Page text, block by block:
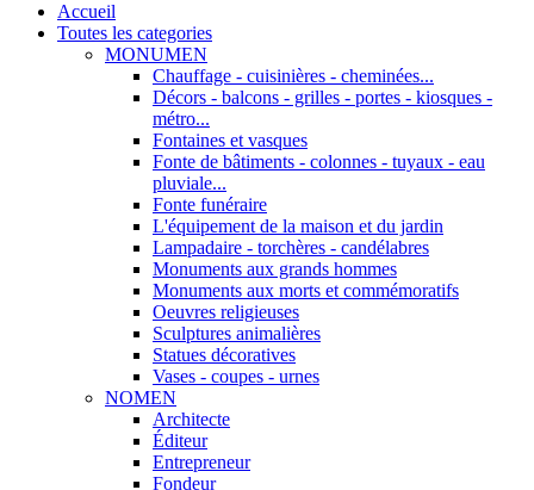
Accueil
Toutes les categories
MONUMEN
Chauffage - cuisinières - cheminées...
Décors - balcons - grilles - portes - kiosques -
métro...
Fontaines et vasques
Fonte de bâtiments - colonnes - tuyaux - eau
pluviale...
Fonte funéraire
L'équipement de la maison et du jardin
Lampadaire - torchères - candélabres
Monuments aux grands hommes
Monuments aux morts et commémoratifs
Oeuvres religieuses
Sculptures animalières
Statues décoratives
Vases - coupes - urnes
NOMEN
Architecte
Éditeur
Entrepreneur
Fondeur